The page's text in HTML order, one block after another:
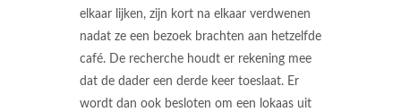
elkaar lijken, zijn kort na elkaar verdwenen
nadat ze een bezoek brachten aan hetzelfde
café. De recherche houdt er rekening mee
dat de dader een derde keer toeslaat. Er
wordt dan ook besloten om een lokaas uit